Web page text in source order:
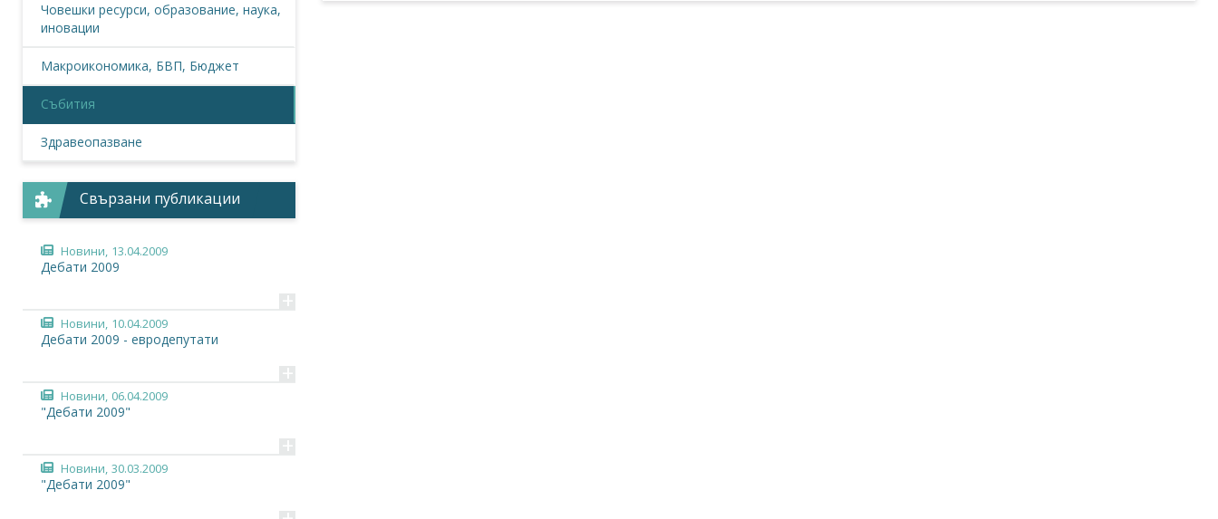
Човешки ресурси, образование, наука,
иновации
Макроикономика, БВП, Бюджет
Събития
Здравеопазване
Свързани публикации
Новини, 13.04.2009
Дебати 2009
+
Новини, 10.04.2009
Дебати 2009 - евродепутати
+
Новини, 06.04.2009
"Дебати 2009"
+
Новини, 30.03.2009
"Дебати 2009"